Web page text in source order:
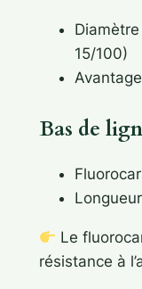
Diamètre
15/100)
Bas de
Le
résistance à